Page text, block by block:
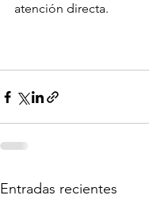
atención directa.
Entradas recientes